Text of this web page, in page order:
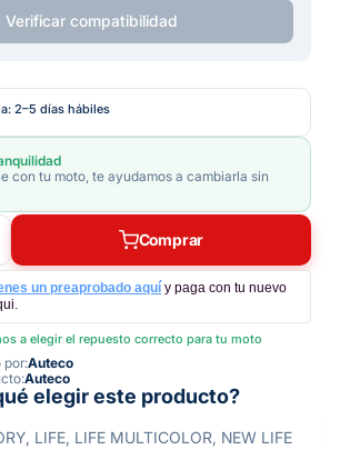
Verificar compatibilidad
2–5 días hábiles
con tu moto, te ayudamos a cambiarla sin
Comprar
un preaprobado aquí y paga con tu nuevo
a elegir el repuesto correcto para tu moto
por:Auteco
Auteco
elegir este producto?
LIFE, LIFE MULTICOLOR, NEW LIFE